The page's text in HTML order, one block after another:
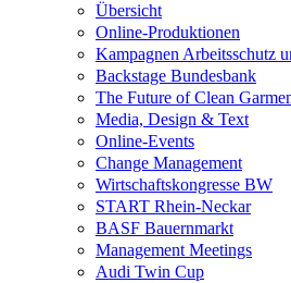
Übersicht
Online-Produktionen
Kampagnen Arbeitsschutz
Backstage Bundesbank
The Future of Clean
Media, Design & Text
Online-Events
Change Management
Wirtschaftskongresse BW
START Rhein-Neckar
BASF Bauernmarkt
Management Meetings
Audi Twin Cup